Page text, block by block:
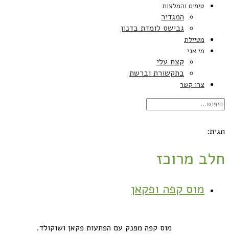
טיפים והמלצות
המגדיר
גבישס לומדת בדנון
מטיילת
מי אני
קצת עלי
בתקשורת וברשת
צרו קשר
תגית:
חלב מרוכז
מוס קפה ופקאן
מוס קפה מפנק עם הפתעות פקאן ושוקולד.